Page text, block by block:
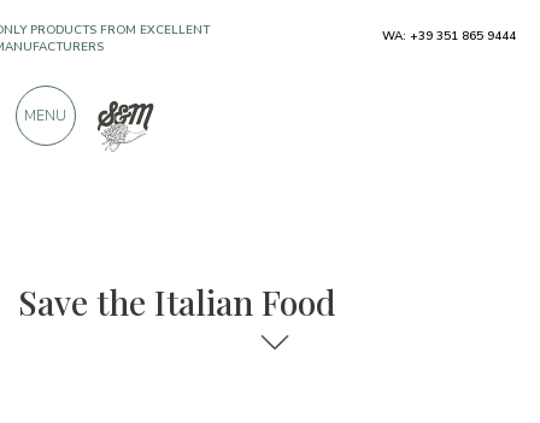
Save the Italian Food
900 POSITIVE REVIEWS
WA: +39 351 865 9444
MENU